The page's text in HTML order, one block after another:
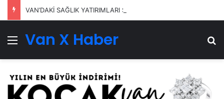
VAN’DAKİ SAĞLIK YATIRIMLARI SÜRÜYOR
Menü
Van X Haber